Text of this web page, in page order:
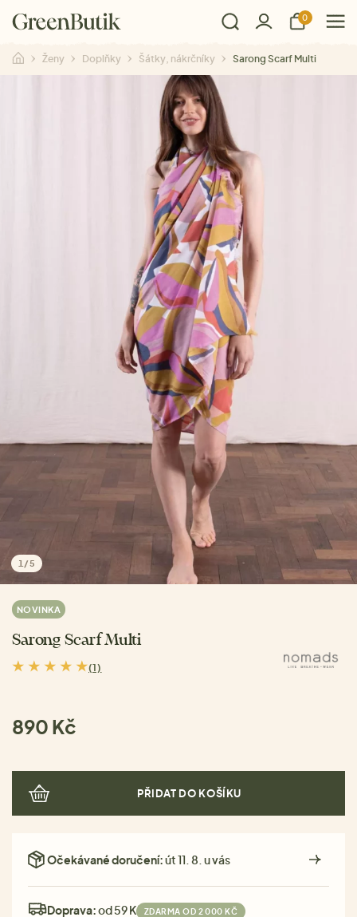
0
Ženy Doplňky Šátky, nákrčníky Sarong Scarf Multi
1 /5
NOVINKA
Sarong Scarf Multi
(1)
890 Kč
PŘIDAT DO KOŠÍKU
Očekávané doručení:út 11. 8. u vás
Doprava:od 59 Kč ZDARMA OD 2 000 KČ